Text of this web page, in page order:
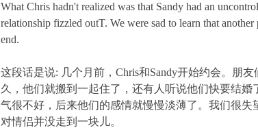
What Chris hadn't realized was that Sandy had an
relationship fizzled outT. We were sad to learn that
end.
这段话是说: 几个月前，Chris和Sandy开始约会。朋
久，他们就搬到一起住了，还有人听说他们快要结婚
气很不好，后来他们的感情就慢慢淡薄了。我们很失
对情侣并没走到一块儿。